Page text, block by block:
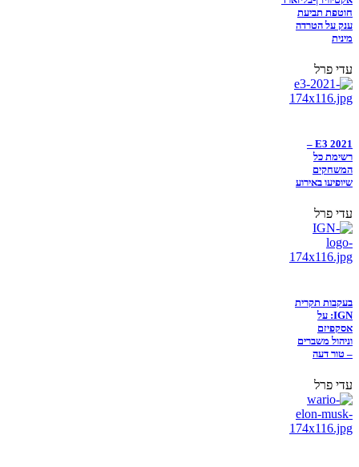
חוטפת תביעת
ענק על הטרדה
מינית
עדי פרל
E3 2021 –
רשימת כל
המשחקים
שיופיעו באירוע
עדי פרל
בעקבות תקרית
IGN: על
אסקפיזם
וניהול משברים
– טור דעה
עדי פרל